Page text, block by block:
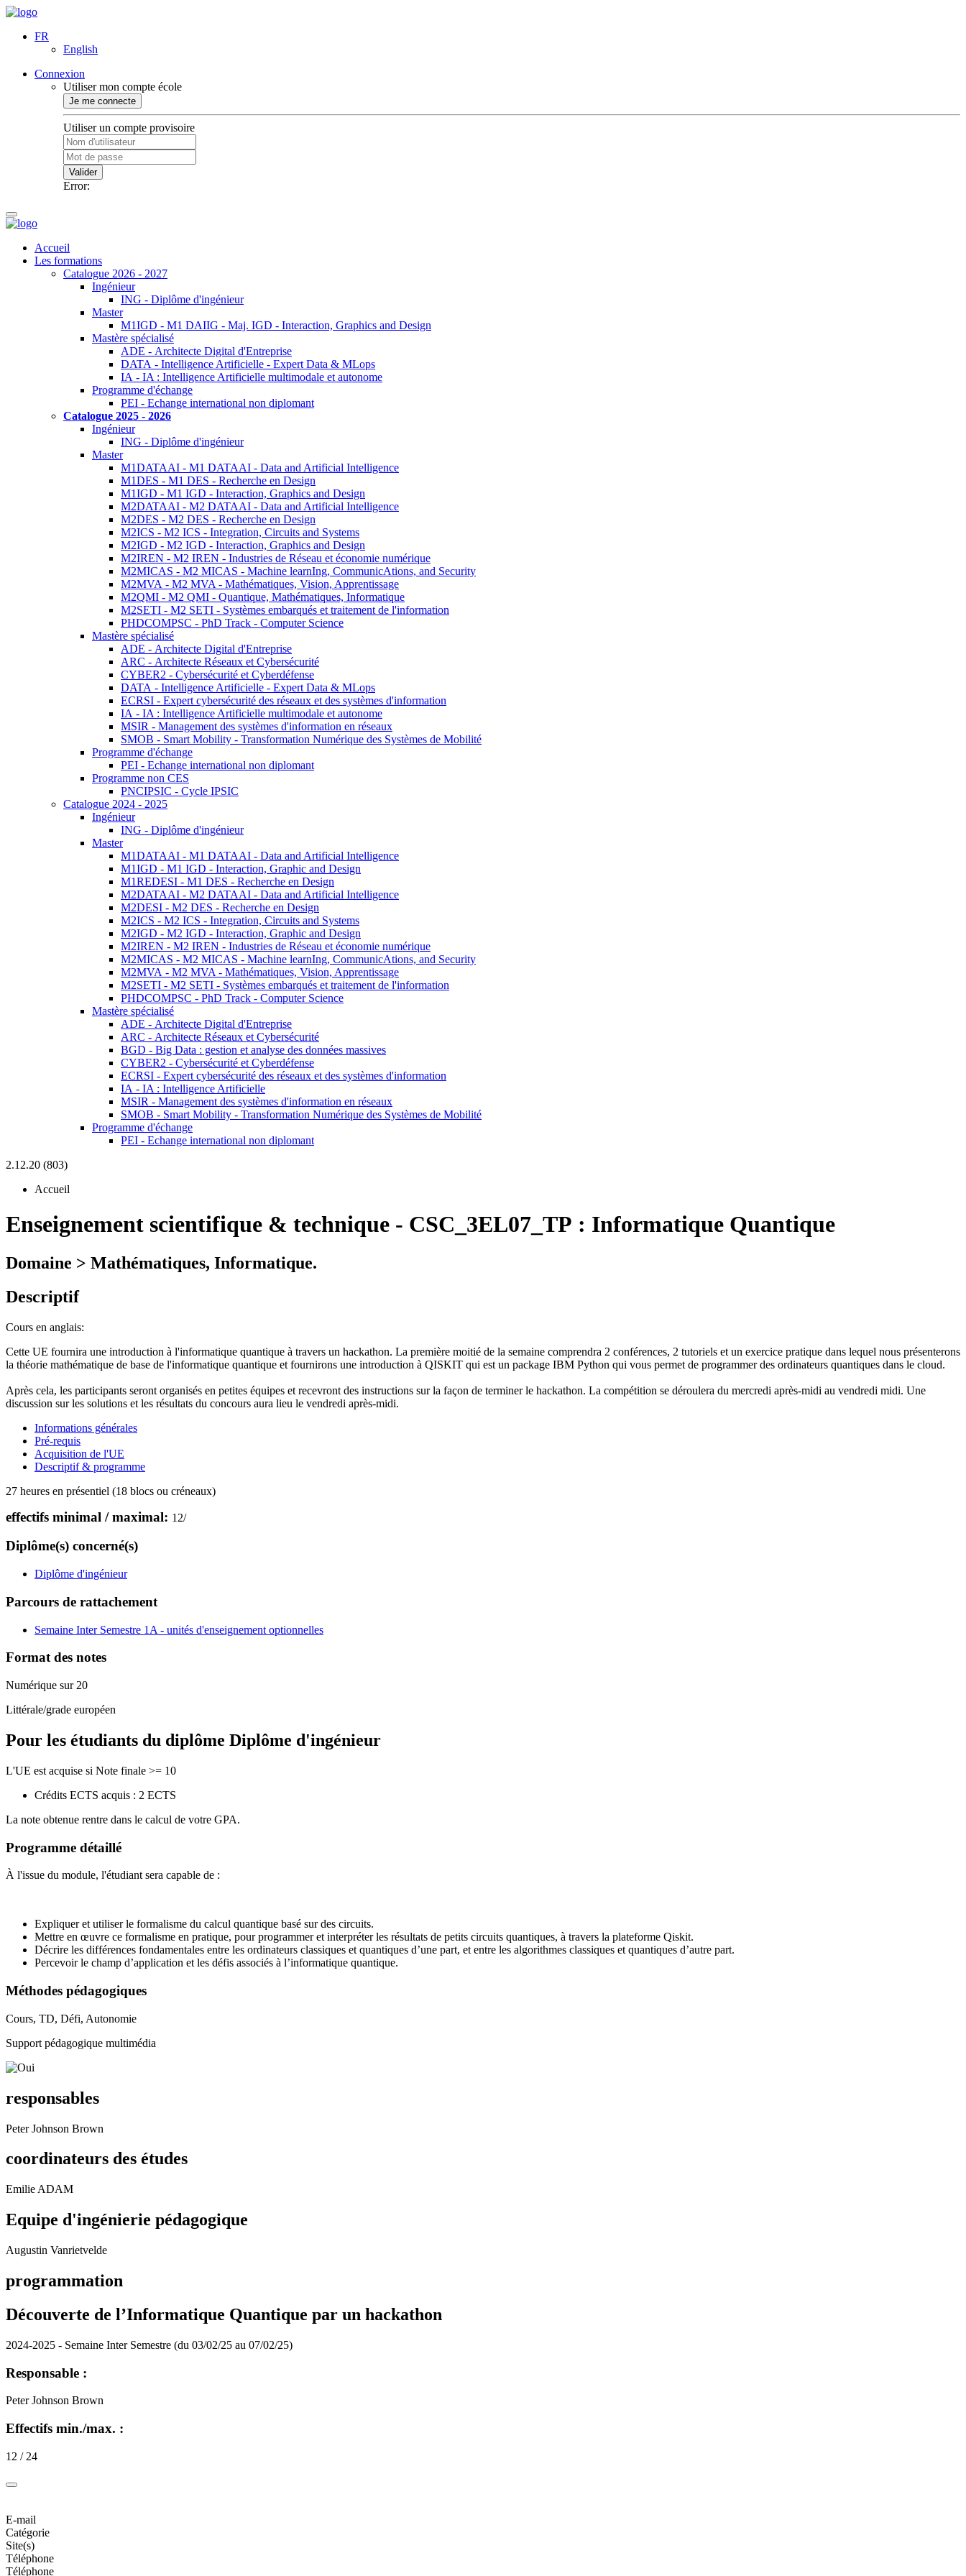
FR
English
Connexion
Utiliser mon compte école
Je me connecte
Utiliser un compte provisoire
Valider
Error:
Accueil
Les formations
Catalogue 2026 - 2027
Ingénieur
ING - Diplôme d'ingénieur
Master
M1IGD - M1 DAIIG - Maj. IGD - Interaction, Graphics and Design
Mastère spécialisé
ADE - Architecte Digital d'Entreprise
DATA - Intelligence Artificielle - Expert Data & MLops
IA - IA : Intelligence Artificielle multimodale et autonome
Programme d'échange
PEI - Echange international non diplomant
Catalogue 2025 - 2026
Ingénieur
ING - Diplôme d'ingénieur
Master
M1DATAAI - M1 DATAAI - Data and Artificial Intelligence
M1DES - M1 DES - Recherche en Design
M1IGD - M1 IGD - Interaction, Graphics and Design
M2DATAAI - M2 DATAAI - Data and Artificial Intelligence
M2DES - M2 DES - Recherche en Design
M2ICS - M2 ICS - Integration, Circuits and Systems
M2IGD - M2 IGD - Interaction, Graphics and Design
M2IREN - M2 IREN - Industries de Réseau et économie numérique
M2MICAS - M2 MICAS - Machine learnIng, CommunicAtions, and Security
M2MVA - M2 MVA - Mathématiques, Vision, Apprentissage
M2QMI - M2 QMI - Quantique, Mathématiques, Informatique
M2SETI - M2 SETI - Systèmes embarqués et traitement de l'information
PHDCOMPSC - PhD Track - Computer Science
Mastère spécialisé
ADE - Architecte Digital d'Entreprise
ARC - Architecte Réseaux et Cybersécurité
CYBER2 - Cybersécurité et Cyberdéfense
DATA - Intelligence Artificielle - Expert Data & MLops
ECRSI - Expert cybersécurité des réseaux et des systèmes d'information
IA - IA : Intelligence Artificielle multimodale et autonome
MSIR - Management des systèmes d'information en réseaux
SMOB - Smart Mobility - Transformation Numérique des Systèmes de Mobilité
Programme d'échange
PEI - Echange international non diplomant
Programme non CES
PNCIPSIC - Cycle IPSIC
Catalogue 2024 - 2025
Ingénieur
ING - Diplôme d'ingénieur
Master
M1DATAAI - M1 DATAAI - Data and Artificial Intelligence
M1IGD - M1 IGD - Interaction, Graphic and Design
M1REDESI - M1 DES - Recherche en Design
M2DATAAI - M2 DATAAI - Data and Artificial Intelligence
M2DESI - M2 DES - Recherche en Design
M2ICS - M2 ICS - Integration, Circuits and Systems
M2IGD - M2 IGD - Interaction, Graphic and Design
M2IREN - M2 IREN - Industries de Réseau et économie numérique
M2MICAS - M2 MICAS - Machine learnIng, CommunicAtions, and Security
M2MVA - M2 MVA - Mathématiques, Vision, Apprentissage
M2SETI - M2 SETI - Systèmes embarqués et traitement de l'information
PHDCOMPSC - PhD Track - Computer Science
Mastère spécialisé
ADE - Architecte Digital d'Entreprise
ARC - Architecte Réseaux et Cybersécurité
BGD - Big Data : gestion et analyse des données massives
CYBER2 - Cybersécurité et Cyberdéfense
ECRSI - Expert cybersécurité des réseaux et des systèmes d'information
IA - IA : Intelligence Artificielle
MSIR - Management des systèmes d'information en réseaux
SMOB - Smart Mobility - Transformation Numérique des Systèmes de Mobilité
Programme d'échange
PEI - Echange international non diplomant
2.12.20 (803)
Accueil
Enseignement scientifique & technique - CSC_3EL07_TP : Informatique Quantique
Domaine > Mathématiques, Informatique.
Descriptif
Cours en anglais:
Cette UE fournira une introduction à l'informatique quantique à travers un hackathon. La première moitié de la semaine comprendra 2 conférences, 2 tutoriels et un exercice pratique dans lequel nous présenterons
la théorie mathématique de base de l'informatique quantique et fournirons une introduction à QISKIT qui est un package IBM Python qui vous permet de programmer des ordinateurs quantiques dans le cloud.
Après cela, les participants seront organisés en petites équipes et recevront des instructions sur la façon de terminer le hackathon. La compétition se déroulera du mercredi après-midi au vendredi midi. Une
discussion sur les solutions et les résultats du concours aura lieu le vendredi après-midi.
Informations générales
Pré-requis
Acquisition de l'UE
Descriptif & programme
27 heures en présentiel (18 blocs ou créneaux)
effectifs minimal / maximal: 12/
Diplôme(s) concerné(s)
Diplôme d'ingénieur
Parcours de rattachement
Semaine Inter Semestre 1A - unités d'enseignement optionnelles
Format des notes
Numérique sur 20
Littérale/grade européen
Pour les étudiants du diplôme Diplôme d'ingénieur
L'UE est acquise si Note finale >= 10
Crédits ECTS acquis : 2 ECTS
La note obtenue rentre dans le calcul de votre GPA.
Programme détaillé
À l'issue du module, l'étudiant sera capable de :
Expliquer et utiliser le formalisme du calcul quantique basé sur des circuits.
Mettre en œuvre ce formalisme en pratique, pour programmer et interpréter les résultats de petits circuits quantiques, à travers la plateforme Qiskit.
Décrire les différences fondamentales entre les ordinateurs classiques et quantiques d’une part, et entre les algorithmes classiques et quantiques d’autre part.
Percevoir le champ d’application et les défis associés à l’informatique quantique.
Méthodes pédagogiques
Cours, TD, Défi, Autonomie
Support pédagogique multimédia
responsables
Peter Johnson Brown
coordinateurs des études
Emilie ADAM
Equipe d'ingénierie pédagogique
Augustin Vanrietvelde
programmation
Découverte de l’Informatique Quantique par un hackathon
2024-2025 - Semaine Inter Semestre (du 03/02/25 au 07/02/25)
Responsable :
Peter Johnson Brown
Effectifs min./max. :
12 / 24
E-mail
Catégorie
Site(s)
Téléphone
Téléphone